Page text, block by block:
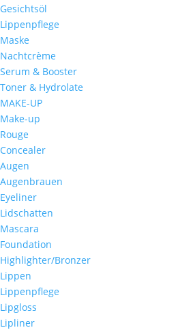
Gesichtsöl
Lippenpflege
Maske
Nachtcrème
Serum & Booster
Toner & Hydrolate
MAKE-UP
Make-up
Rouge
Concealer
Augen
Augenbrauen
Eyeliner
Lidschatten
Mascara
Foundation
Highlighter/Bronzer
Lippen
Lippenpflege
Lipgloss
Lipliner